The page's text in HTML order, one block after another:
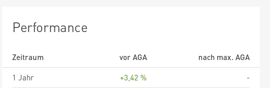
Performance
Zeitraum vor AGA
nach max. AGA
1 Jahr
+3,42 %
-